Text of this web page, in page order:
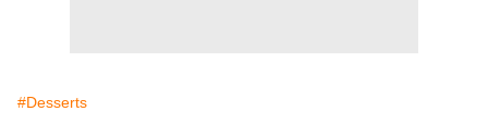
#Desserts